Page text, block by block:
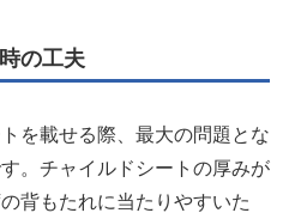
の工夫
を載せる際、最大の問題とな
。チャイルドシートの厚みが
背もたれに当たりやすいた